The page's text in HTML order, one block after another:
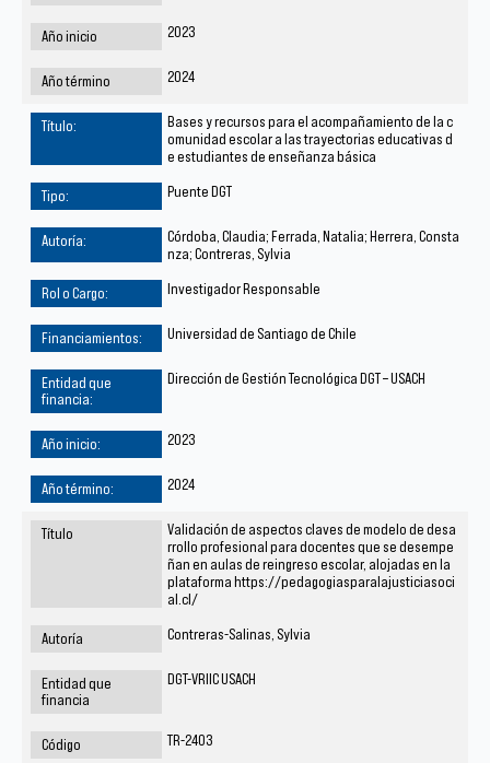
2023
2024
Bases y recursos para el acompañamiento de la c
omunidad escolar a las trayectorias educativas d
e estudiantes de enseñanza básica
Puente DGT
Córdoba, Claudia; Ferrada, Natalia; Herrera, Consta
nza; Contreras, Sylvia
Investigador Responsable
Universidad de Santiago de Chile
Dirección de Gestión Tecnológica DGT – USACH
2023
2024
Validación de aspectos claves de modelo de desa
rrollo profesional para docentes que se desempe
ñan en aulas de reingreso escolar, alojadas en la
plataforma https://pedagogiasparalajusticiasoci
al.cl/
Contreras-Salinas, Sylvia
DGT-VRIIC USACH
TR-2403